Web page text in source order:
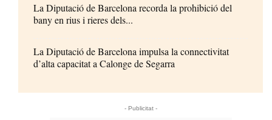
La Diputació de Barcelona recorda la prohibició del
bany en rius i rieres dels...
La Diputació de Barcelona impulsa la connectivitat
d’alta capacitat a Calonge de Segarra
- Publicitat -